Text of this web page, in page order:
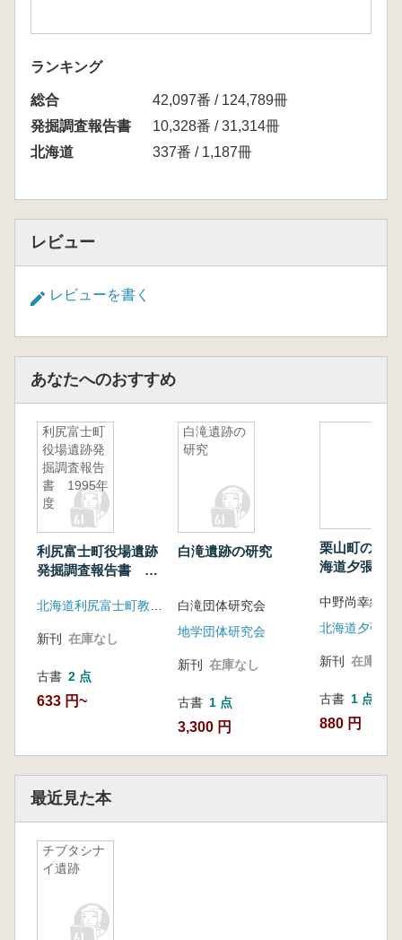
ランキング
総合
42,097番 / 124,789冊
発掘調査報告書
10,328番 / 31,314冊
北海道
337番 / 1,187冊
レビュー
レビューを書く
あなたへのおすすめ
利尻富士町
役場遺跡発
掘調査報告
書 1995年
度
利尻富士町役場遺跡
発掘調査報告書
新刊 在庫なし
古書 2 点
633 円~
白滝遺跡の
研究
白滝遺跡の研究
白滝団体研究会
地学団体研究会
新刊 在庫なし
古書 1 点
3,300 円
栗山町の文
海道夕張郡
栗山町の文
中野尚幸編
新刊 在庫なし
古書 1 点
880 円
最近見た本
チブタシナ
イ遺跡